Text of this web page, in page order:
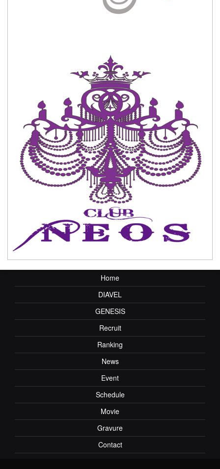
Home
DIAVEL
GENESIS
Recruit
Ranking
News
Event
Schedule
Movie
Gravure
Contact